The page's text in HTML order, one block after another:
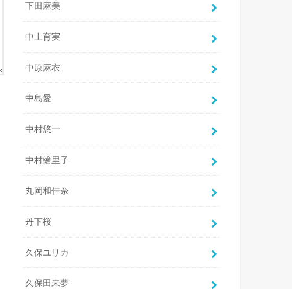
下田麻美
中上育実
中原麻衣
中島愛
中村悠一
中村繪里子
丸岡和佳奈
丹下桜
久保ユリカ
久保田未夢